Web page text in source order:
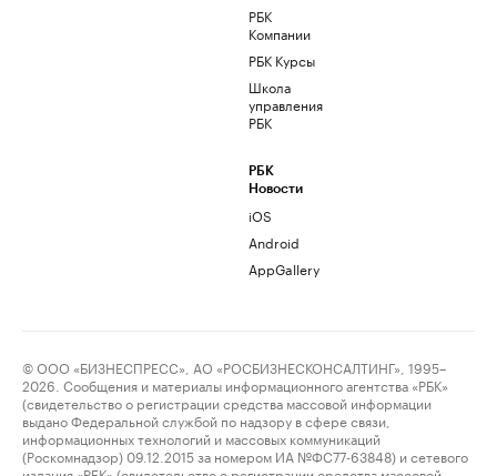
РБК
Компании
РБК Курсы
Школа
управления
РБК
РБК
Новости
iOS
Android
AppGallery
© ООО «БИЗНЕСПРЕСС», АО «РОСБИЗНЕСКОНСАЛТИНГ», 1995–
2026. Сообщения и материалы информационного агентства «РБК»
(свидетельство о регистрации средства массовой информации
выдано Федеральной службой по надзору в сфере связи,
информационных технологий и массовых коммуникаций
(Роскомнадзор) 09.12.2015 за номером ИА №ФС77-63848) и сетевого